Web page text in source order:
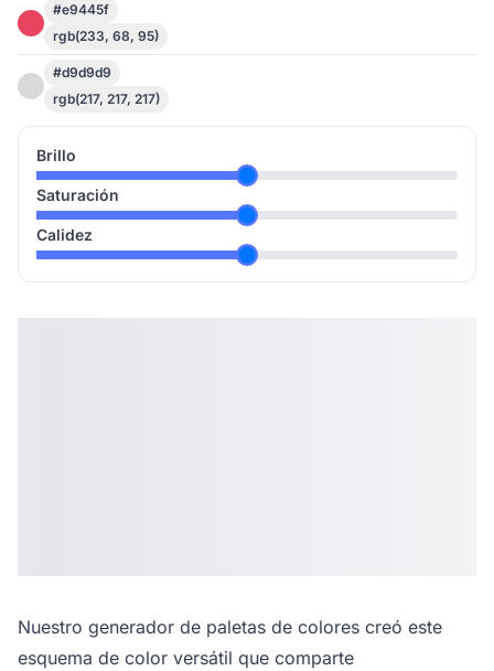
#e9445f
rgb(233, 68, 95)
#d9d9d9
rgb(217, 217, 217)
Brillo
Saturación
Calidez
Nuestro generador de paletas de colores creó este
esquema de color versátil que comparte